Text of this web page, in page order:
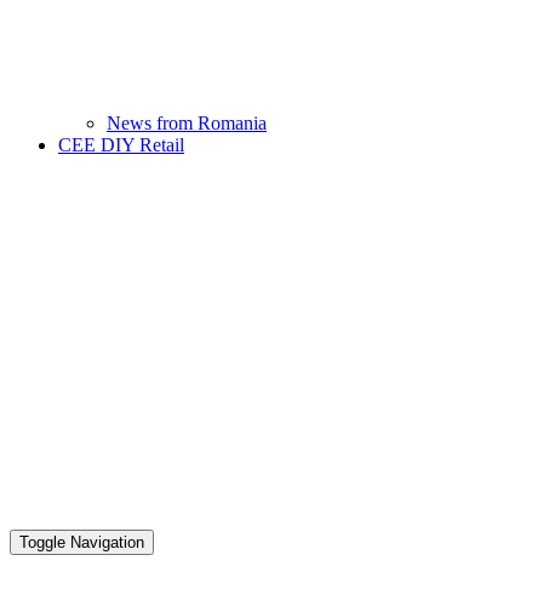
News from Romania
CEE DIY Retail
Toggle Navigation